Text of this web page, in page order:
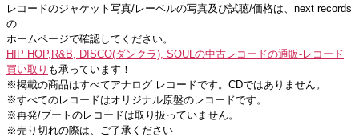
オ
ジ
ナ
ル
の
中
古
レコードのジャケット写真/レーベルの写真及び試聴/価格は、next records
の
ホームページで確認してください。
HIP HOP,R&B, DISCO(ダンクラ), SOULの中古レコードの通販-レコード
買い取り も承っています！
※掲載の商品はすべてアナログ レコードです。CDではありません。
※すべてのレコードはオリジナル原盤のレコードです。
※再発/ブートのレコードは取り扱っていません。
※売り切れの際は、ご了承ください